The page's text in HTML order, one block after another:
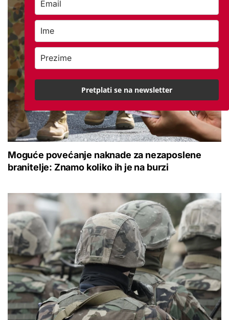
Moguće povećanje naknade za nezaposlene
branitelje: Znamo koliko ih je na burzi
Pretplati se na newsletter